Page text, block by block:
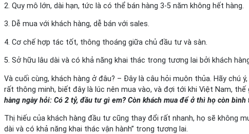
2. Quy mô lớn, dài hạn, tức là có thể bán hàng 3-5 năm không hết hàng.
3. Dễ mua với khách hàng, dễ bán với sales.
4. Cơ chế hợp tác tốt, thông thoáng giữa chủ đầu tư và sàn.
5. Sở hữu lâu dài và có khả năng khai thác trong tương lai bởi khách
Và cuối cùng, khách hàng ở đâu? – Đây là câu hỏi muôn thủa. Hãy
rất thông minh, biết đây là lúc nên mua vào, và đợi tới khi Việt Nam,
hàng ngày hỏi: Có 2 tỷ, đầu tư gì em? Còn khách mua để ở thì họ còn
Thị hiếu của khách hàng đầu tư cũng thay đổi rất nhanh, họ sẽ không
dài và có khả năng khai thác vận hành” trong tương lai.